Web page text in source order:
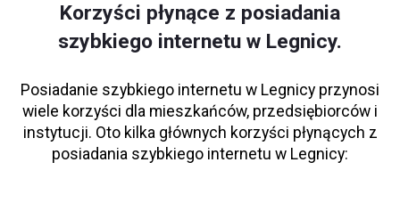
Korzyści płynące z posiadania
szybkiego internetu w Legnicy.
Posiadanie szybkiego internetu w Legnicy przynosi
wiele korzyści dla mieszkańców, przedsiębiorców i
instytucji. Oto kilka głównych korzyści płynących z
posiadania szybkiego internetu w Legnicy: